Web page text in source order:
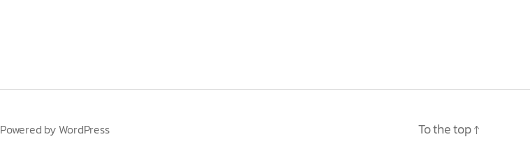
Powered by WordPress To the top↑